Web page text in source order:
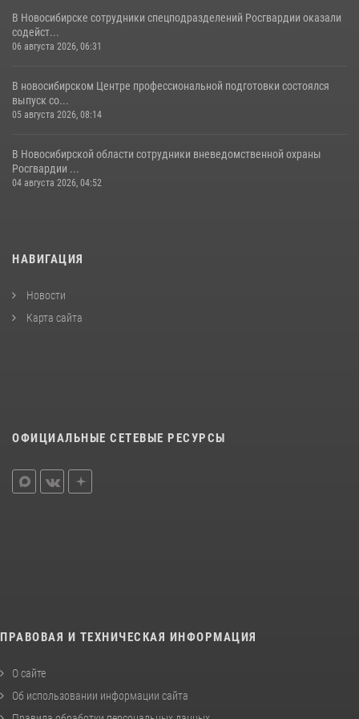
В Новосибирске сотрудники спецподразделений Росгвардии оказали
содейст...
06 августа 2026, 06:31
В новосибирском Центре профессиональной подготовки состоялся
выпуск со...
05 августа 2026, 08:14
В Новосибирской области сотрудники вневедомственной охраны
Росгвардии ...
04 августа 2026, 04:52
НАВИГАЦИЯ
Новости
Карта сайта
ОФИЦИАЛЬНЫЕ СЕТЕВЫЕ РЕСУРСЫ
ПРАВОВАЯ И ТЕХНИЧЕСКАЯ ИНФОРМАЦИЯ
О сайте
Об использовании информации сайта